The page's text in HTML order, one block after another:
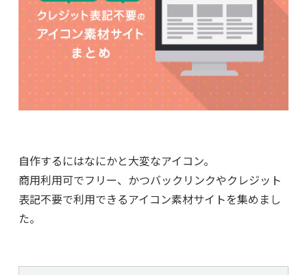
自作するにはなにかと大変なアイコン。
商用利用可でフリー、かつバックリンクやクレジット
表記不要で利用できるアイコン素材サイトを集めまし
た。